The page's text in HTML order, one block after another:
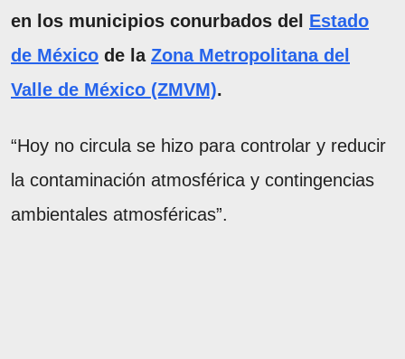
en los municipios conurbados del Estado
de México de la Zona Metropolitana del
Valle de México (ZMVM).
“Hoy no circula se hizo para controlar y reducir
la contaminación atmosférica y contingencias
ambientales atmosféricas”.